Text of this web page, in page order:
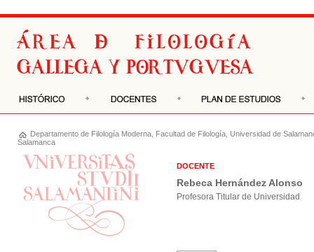
Departamento de Filología Moderna Facultad de Filología Universidad de
Salamanca
DOCENTE
Rebeca Hernández Alonso
Profesora Titular de Universidad